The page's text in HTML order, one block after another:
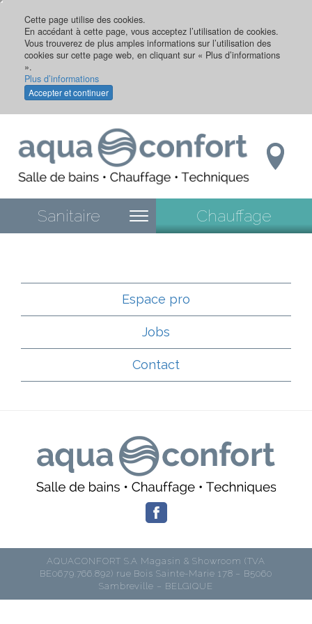
Aller
contenu
principal
Cette page utilise des cookies.
En accédant à cette page, vous acceptez l’utilisation de cookies.
Vous trouverez de plus amples informations sur l’utilisation des
cookies sur cette page web, en cliquant sur « Plus d’informations
».
Plus d’informations
Accepter et continuer
Sanitaire Chauffage
Espace pro
Jobs
Contact
AQUACONFORT S.A Magasin & Showroom (TVA
BE0679.766.892) rue Bois Sainte-Marie 178 – B5060
Sambreville – BELGIQUE